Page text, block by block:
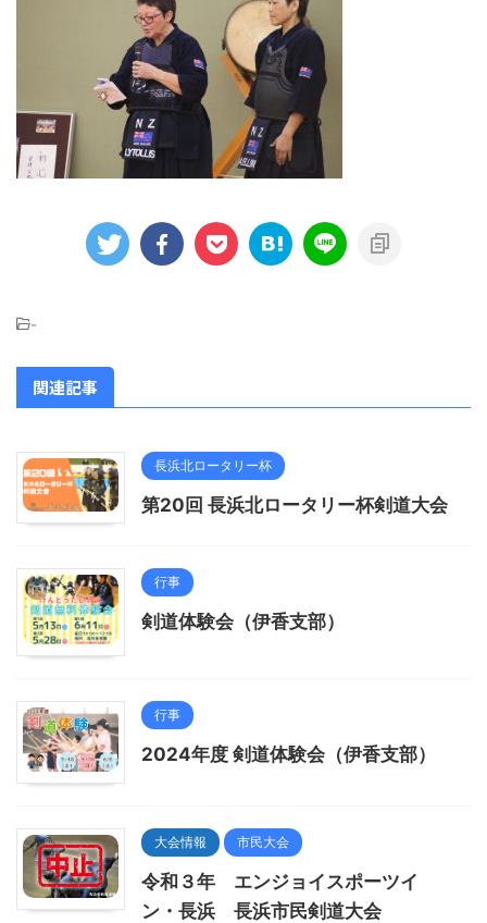
-
関連記事
長浜北ロータリー杯
第20回 長浜北ロータリー杯剣道大会
行事
剣道体験会（伊香支部）
行事
2024年度 剣道体験会（伊香支部）
大会情報 市民大会
令和３年 エンジョイスポーツイ
ン・長浜 長浜市民剣道大会